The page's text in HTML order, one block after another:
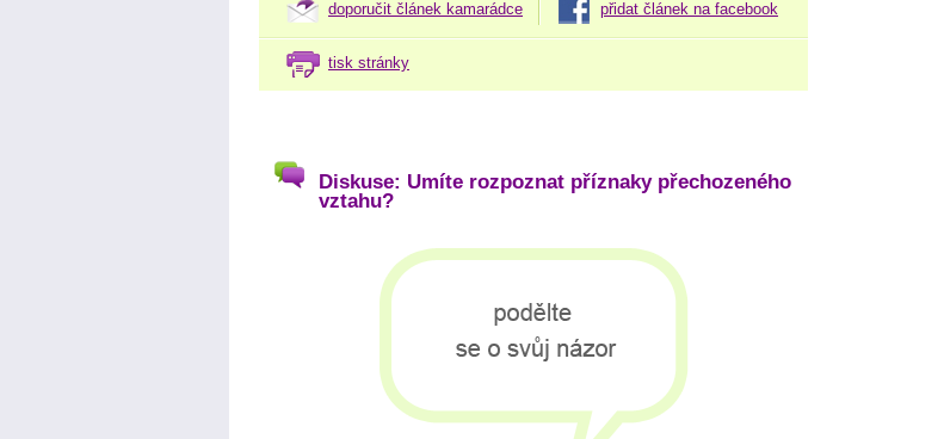
doporučit článek kamarádce přidat článek na facebook
tisk stránky
Diskuse: Umíte rozpoznat příznaky přechozeného
vztahu?